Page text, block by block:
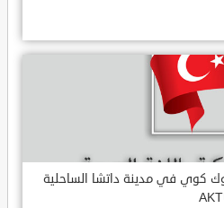
كوي في مدينة داتشا الساحلية